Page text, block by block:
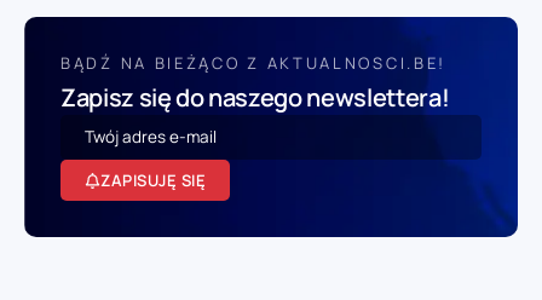
BĄDŹ NA BIEŻĄCO Z AKTUALNOSCI.BE!
Zapisz się do naszego newslettera!
ZAPISUJĘ SIĘ